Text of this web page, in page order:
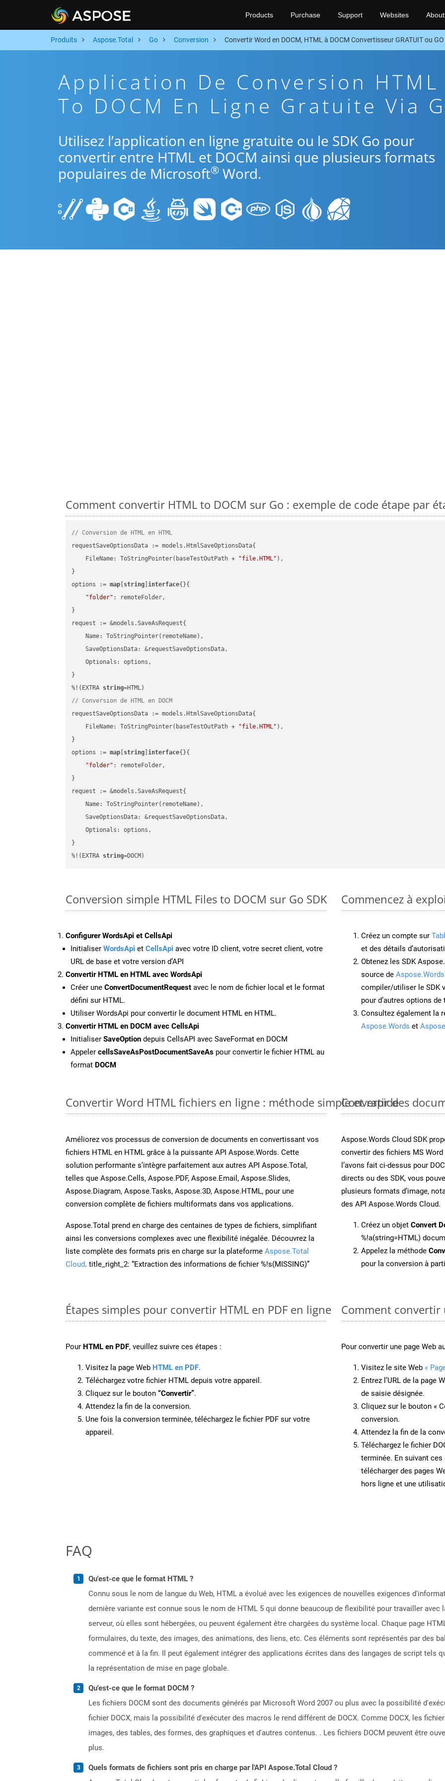
Products Purchase Support Websites About
Produits Aspose.Total Go Conversion Convertir Word en DOCM, HTML à DOCM Convertisseur GRATUIT ou GO
Application De Conversion HTML
To DOCM En Ligne Gratuite Via
Utilisez l’application en ligne gratuite ou le SDK Go pour
convertir entre HTML et DOCM ainsi que plusieurs formats
populaires de Microsoft® Word.
Comment convertir HTML to DOCM sur Go : exemple de code étape par
// Conversion de HTML en HTML
requestSaveOptionsData := models.HtmlSaveOptionsData{
    FileName: ToStringPointer(baseTestOutPath +
"file.HTML" ),
}
options := map string ]interface{}{
"folder" : remoteFolder,
}
request := &models.SaveAsRequest{
    Name: ToStringPointer(remoteName),
    SaveOptionsData: &requestSaveOptionsData,
    Optionals: options,
}
%!(EXTRA string
// Conversion de HTML en DOCM
requestSaveOptionsData := models.HtmlSaveOptionsData{
    FileName: ToStringPointer(baseTestOutPath +
"file.HTML" ),
}
options := map string ]interface{}{
"folder" : remoteFolder,
}
request := &models.SaveAsRequest{
    Name: ToStringPointer(remoteName),
    SaveOptionsData: &requestSaveOptionsData,
    Optionals: options,
}
%!(EXTRA string=DOCM)
Conversion simple HTML Files to DOCM sur Go SDK
Configurer WordsApi et CellsApi
Initialiser WordsApi et CellsApi avec votre ID client, votre secret client, votre
URL de base et votre version d’API
Convertir HTML en HTML avec WordsApi
Créer une ConvertDocumentRequest avec le nom de fichier local et le format
défini sur HTML.
Utiliser WordsApi pour convertir le document HTML en HTML.
Convertir HTML en DOCM avec CellsApi
Initialiser SaveOption depuis CellsAPI avec SaveFormat en DOCM
Appeler cellsSaveAsPostDocumentSaveAs pour convertir le fichier HTML au
format DOCM
Commencez à
Créez un compte sur
et des détails
Obtenez les SDK
source de
compiler/utiliser le SDK
pour d’autres options
Consultez également la
Aspose.Words et
Convertir Word HTML fichiers en ligne : méthode simple et rapide
Améliorez vos processus de conversion de documents en convertissant vos
fichiers HTML en HTML grâce à la puissante API Aspose.Words. Cette
solution performante s’intègre parfaitement aux autres API Aspose.Total,
telles que Aspose.Cells, Aspose.PDF, Aspose.Email, Aspose.Slides,
Aspose.Diagram, Aspose.Tasks, Aspose.3D, Aspose.HTML, pour une
conversion complète de fichiers multiformats dans vos applications.
Aspose.Total prend en charge des centaines de types de fichiers, simplifiant
ainsi les conversions complexes avec une flexibilité inégalée. Découvrez la
liste complète des formats pris en charge sur la plateforme Aspose.Total
Cloud. title_right_2: “Extraction des informations de fichier %!s(MISSING)”
Convertir des
Aspose.Words Cloud SDK
convertir des fichiers MS
l’avons fait ci-dessus pour
directs ou des SDK, vous
plusieurs formats d’image,
des API Aspose.Words Cloud.
Créez un objet Convert
%!a(string=HTML)
Appelez la méthode
pour la conversion à
Étapes simples pour convertir HTML en PDF en ligne
Pour HTML en PDF, veuillez suivre ces étapes :
Visitez la page Web HTML en PDF.
Téléchargez votre fichier HTML depuis votre appareil.
Cliquez sur le bouton “Convertir”.
Attendez la fin de la conversion.
Une fois la conversion terminée, téléchargez le fichier PDF sur votre
appareil.
Comment convertir
Pour convertir une page Web
Visitez le site Web «
Entrez l’URL de la page
de saisie désignée.
Cliquez sur le bouton «
conversion.
Attendez la fin de la
Téléchargez le fichier
terminée. En suivant
télécharger des pages
hors ligne et une
FAQ
Qu'est-ce que le format HTML ?
Connu sous le nom de langue du Web, HTML a évolué avec les exigences de nouvelles exigences
dernière variante est connue sous le nom de HTML 5 qui donne beaucoup de flexibilité pour travailler avec
serveur, où elles sont hébergées, ou peuvent également être chargées du système local. Chaque page
formulaires, du texte, des images, des animations, des liens, etc. Ces éléments sont représentés par des
commencé et à la fin. Il peut également intégrer des applications écrites dans des langages de script tels
la représentation de mise en page globale.
Qu'est-ce que le format DOCM ?
Les fichiers DOCM sont des documents générés par Microsoft Word 2007 ou plus avec la possibilité
fichier DOCX, mais la possibilité d'exécuter des macros le rend différent de DOCX. Comme DOCX, les
images, des tables, des formes, des graphiques et d'autres contenus. . Les fichiers DOCM peuvent être
plus.
Quels formats de fichiers sont pris en charge par l'API Aspose.Total Cloud ?